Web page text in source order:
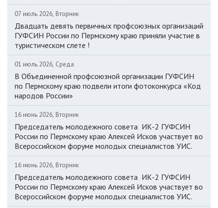
07 июль 2026, Вторник
Двадцать девять первичных профсоюзных организаций
ГУФСИН России по Пермскому краю приняли участие в
туристическом слете !
01 июль 2026, Среда
В Объединенной профсоюзной организации ГУФСИН
по Пермскому краю подвели итоги фотоконкурса «Код
народов России»
16 июнь 2026, Вторник
Председатель молодежного совета ИК-2 ГУФСИН
России по Пермскому краю Алексей Исков участвует во
Всероссийском форуме молодых специалистов УИС.
16 июнь 2026, Вторник
Председатель молодежного совета ИК-2 ГУФСИН
России по Пермскому краю Алексей Исков участвует во
Всероссийском форуме молодых специалистов УИС.